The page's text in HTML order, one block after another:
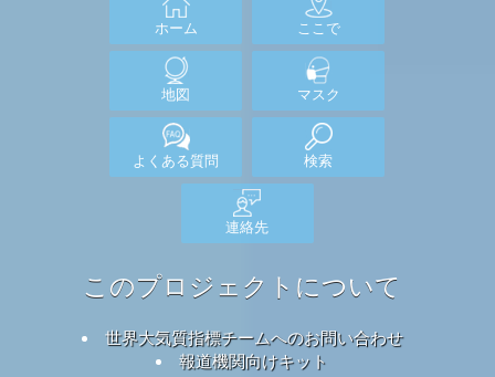
ホーム ここで
地図 マスク
よくある質問 検索
連絡先
このプロジェクトについて
世界大気質指標チームへのお問い合わせ
報道機関向けキット